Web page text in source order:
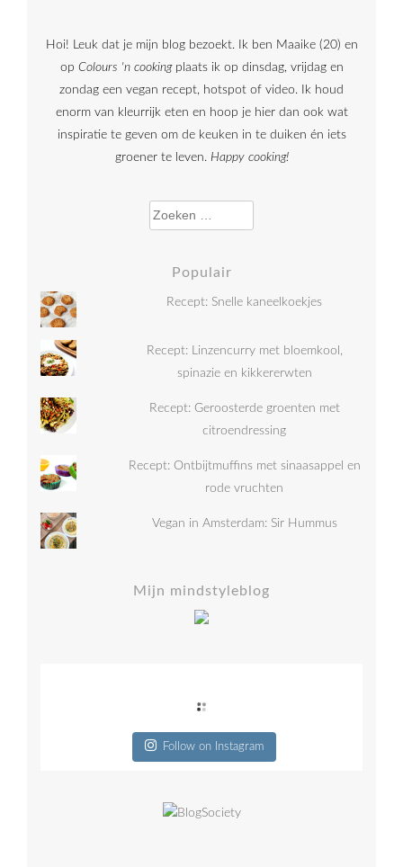
Hoi! Leuk dat je mijn blog bezoekt. Ik ben Maaike (20) en
op Colours 'n cookingplaats ik op dinsdag, vrijdag en
zondag een vegan recept, hotspot of video. Ik houd
enorm van kleurrijk eten en hoop je hier dan ook wat
inspiratie te geven om de keuken in te duiken én iets
groener te leven. Happy cooking!
Zoeken naar:
Populair
Recept: Snelle kaneelkoekjes
Recept: Linzencurry met bloemkool,
spinazie en kikkererwten
Recept: Geroosterde groenten met
citroendressing
Recept: Ontbijtmuffins met sinaasappel en
rode vruchten
Vegan in Amsterdam: Sir Hummus
Mijn mindstyleblog
Follow on Instagram